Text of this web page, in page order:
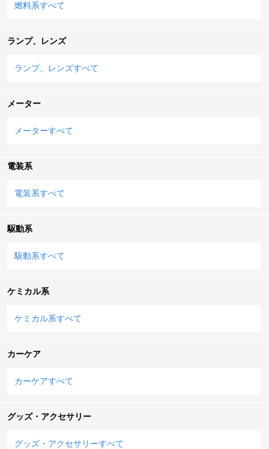
燃料系すべて
ランプ、レンズ
ランプ、レンズすべて
メーター
メーターすべて
電装系
電装系すべて
駆動系
駆動系すべて
ケミカル系
ケミカル系すべて
カーケア
カーケアすべて
グッズ・アクセサリー
グッズ・アクセサリーすべて